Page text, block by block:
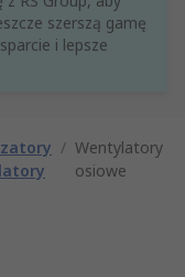
szerszą gamę
i lepsze
/ Wentylatory
osiowe